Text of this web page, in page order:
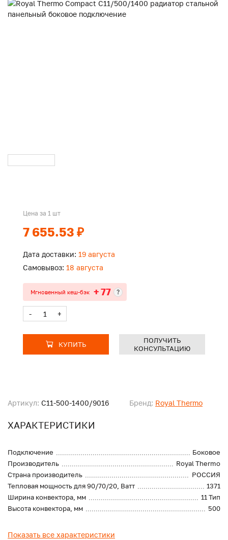
Артикул: C11-500-1400/9016 Бренд: Royal Thermo
ХАРАКТЕРИСТИКИ
Подключение
Боковое
Производитель
Royal Thermo
Страна производитель
РОССИЯ
Тепловая мощность для 90/70/20, Ватт
1371
Ширина конвектора, мм
11 Тип
Высота конвектора, мм
500
Показать все характеристики
Цена за 1 шт
7 655.53 ₽
Дата доставки: 19 августа
Самовывоз: 18 августа
Мгновенный кеш-бэк + 77 ?
- +
КУПИТЬ
ПОЛУЧИТЬ
КОНСУЛЬТАЦИЮ